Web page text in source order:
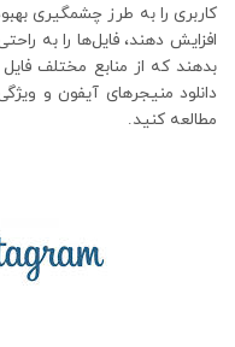
کاربری را به طرز چشمگیری
افزایش دهند، فایل‌ها را به
بدهند که از منابع مختلف فایل
دانلود منیجرهای آیفون و
مطالعه کنید.